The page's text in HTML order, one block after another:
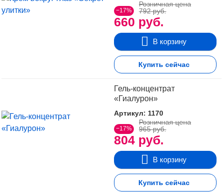
−17%
660 руб.
Розничная цена
792 руб.
В корзину
Купить сейчас
Гель-концентрат
«Гиалурон»
Артикул: 1170
−17%
804 руб.
Розничная цена
965 руб.
В корзину
Купить сейчас